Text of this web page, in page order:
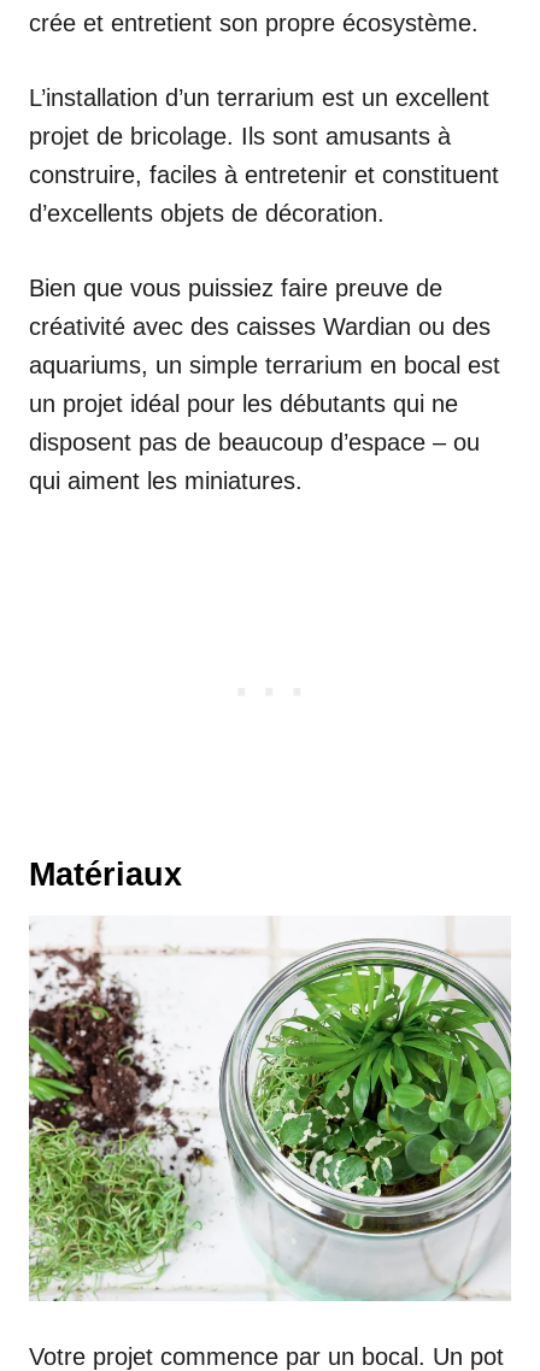
crée et entretient son propre écosystème.
L’installation d’un terrarium est un excellent
projet de bricolage. Ils sont amusants à
construire, faciles à entretenir et constituent
d’excellents objets de décoration.
Bien que vous puissiez faire preuve de
créativité avec des caisses Wardian ou des
aquariums, un simple terrarium en bocal est
un projet idéal pour les débutants qui ne
disposent pas de beaucoup d’espace – ou
qui aiment les miniatures.
Matériaux
Votre projet commence par un bocal. Un pot